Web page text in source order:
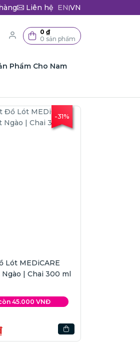
Liên hệ EN|VN
0 ₫
0 sản phẩm
Phẩm Cho Nam
-31%
Lót MEDiCARE
| Chai 300 ml
45.000 VNĐ